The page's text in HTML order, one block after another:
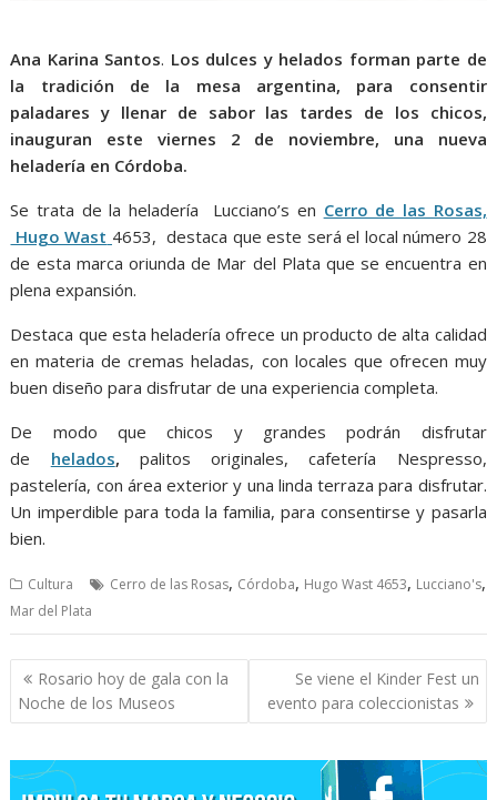
Ana Karina Santos. Los dulces y helados forman parte de
la tradición de la mesa argentina, para consentir
paladares y llenar de sabor las tardes de los chicos,
inauguran este viernes 2 de noviembre, una nueva
heladería en Córdoba.
Se trata de la heladería Lucciano’s en Cerro de las Rosas,
Hugo Wast 4653, destaca que este será el local número 28
de esta marca oriunda de Mar del Plata que se encuentra en
plena expansión.
Destaca que esta heladería ofrece un producto de alta calidad
en materia de cremas heladas, con locales que ofrecen muy
buen diseño para disfrutar de una experiencia completa.
De modo que chicos y grandes podrán disfrutar
de helados, palitos originales, cafetería Nespresso,
pastelería, con área exterior y una linda terraza para disfrutar.
Un imperdible para toda la familia, para consentirse y pasarla
bien.
Cultura Cerro de las Rosas, Córdoba, Hugo Wast 4653, Lucciano's,
Mar del Plata
Navegación
de
entradas
Rosario hoy de gala con la
Noche de los Museos
Se viene el Kinder Fest un
evento para coleccionistas